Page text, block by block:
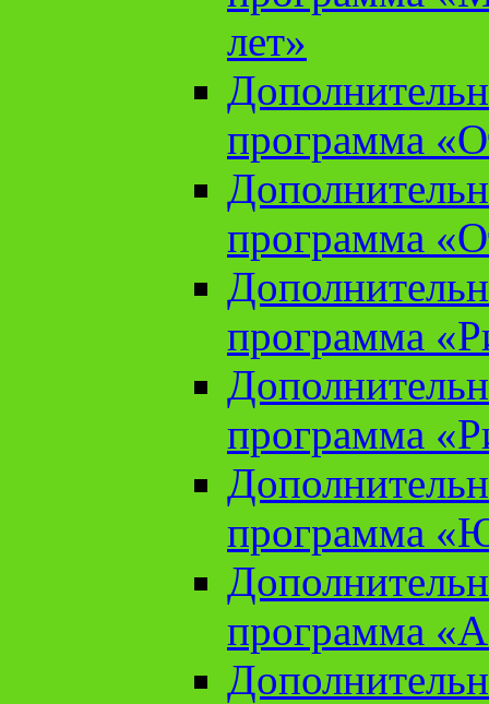
лет»
программа
программа
программа
программа
программа
программа